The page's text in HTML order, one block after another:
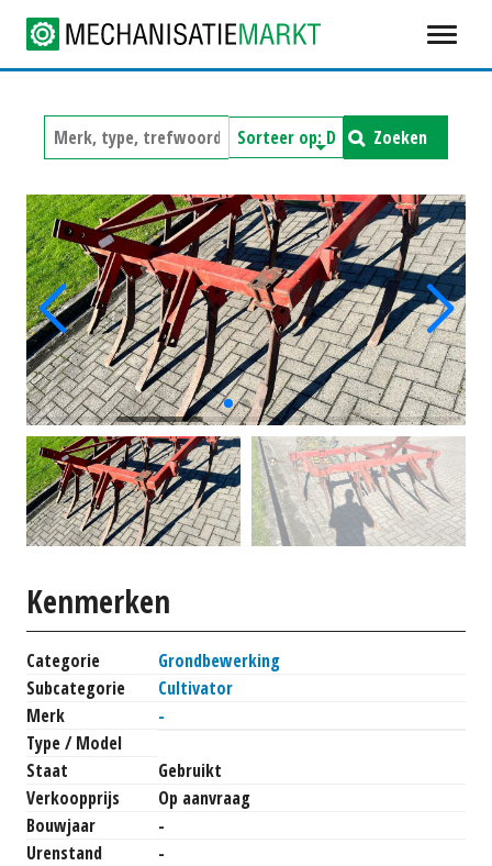
Zoeken
Kenmerken
Categorie
Grondbewerking
Subcategorie
Cultivator
Merk
-
Type / Model
Staat
Gebruikt
Verkoopprijs
Op aanvraag
Bouwjaar
-
Urenstand
-